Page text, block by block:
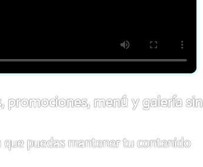
promociones, menú y galería sin
puedas mantener tu contenido